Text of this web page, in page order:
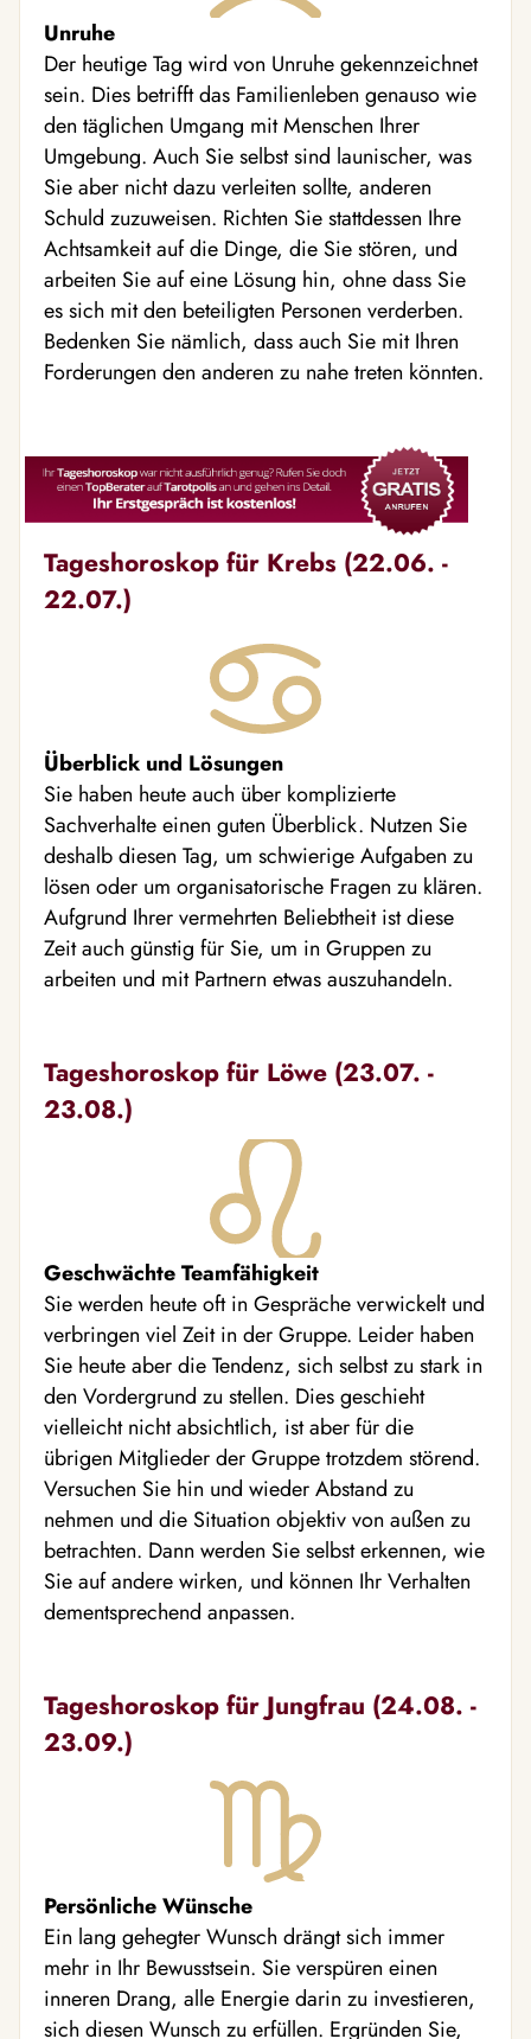
Unruhe
Der heutige Tag wird von Unruhe gekennzeichnet
sein. Dies betrifft das Familienleben genauso wie
den täglichen Umgang mit Menschen Ihrer
Umgebung. Auch Sie selbst sind launischer, was
Sie aber nicht dazu verleiten sollte, anderen
Schuld zuzuweisen. Richten Sie stattdessen Ihre
Achtsamkeit auf die Dinge, die Sie stören, und
arbeiten Sie auf eine Lösung hin, ohne dass Sie
es sich mit den beteiligten Personen verderben.
Bedenken Sie nämlich, dass auch Sie mit Ihren
Forderungen den anderen zu nahe treten könnten.
Tageshoroskop für Krebs (22.06. -
22.07.)
Überblick und Lösungen
Sie haben heute auch über komplizierte
Sachverhalte einen guten Überblick. Nutzen Sie
deshalb diesen Tag, um schwierige Aufgaben zu
lösen oder um organisatorische Fragen zu klären.
Aufgrund Ihrer vermehrten Beliebtheit ist diese
Zeit auch günstig für Sie, um in Gruppen zu
arbeiten und mit Partnern etwas auszuhandeln.
Tageshoroskop für Löwe (23.07. -
23.08.)
Geschwächte Teamfähigkeit
Sie werden heute oft in Gespräche verwickelt und
verbringen viel Zeit in der Gruppe. Leider haben
Sie heute aber die Tendenz, sich selbst zu stark in
den Vordergrund zu stellen. Dies geschieht
vielleicht nicht absichtlich, ist aber für die
übrigen Mitglieder der Gruppe trotzdem störend.
Versuchen Sie hin und wieder Abstand zu
nehmen und die Situation objektiv von außen zu
betrachten. Dann werden Sie selbst erkennen, wie
Sie auf andere wirken, und können Ihr Verhalten
dementsprechend anpassen.
Tageshoroskop für Jungfrau (24.08. -
23.09.)
Persönliche Wünsche
Ein lang gehegter Wunsch drängt sich immer
mehr in Ihr Bewusstsein. Sie verspüren einen
inneren Drang, alle Energie darin zu investieren,
sich diesen Wunsch zu erfüllen. Ergründen Sie,